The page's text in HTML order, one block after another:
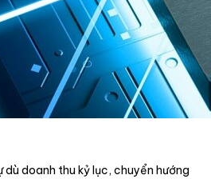
doanh thu kỷ lục, chuyển hướng